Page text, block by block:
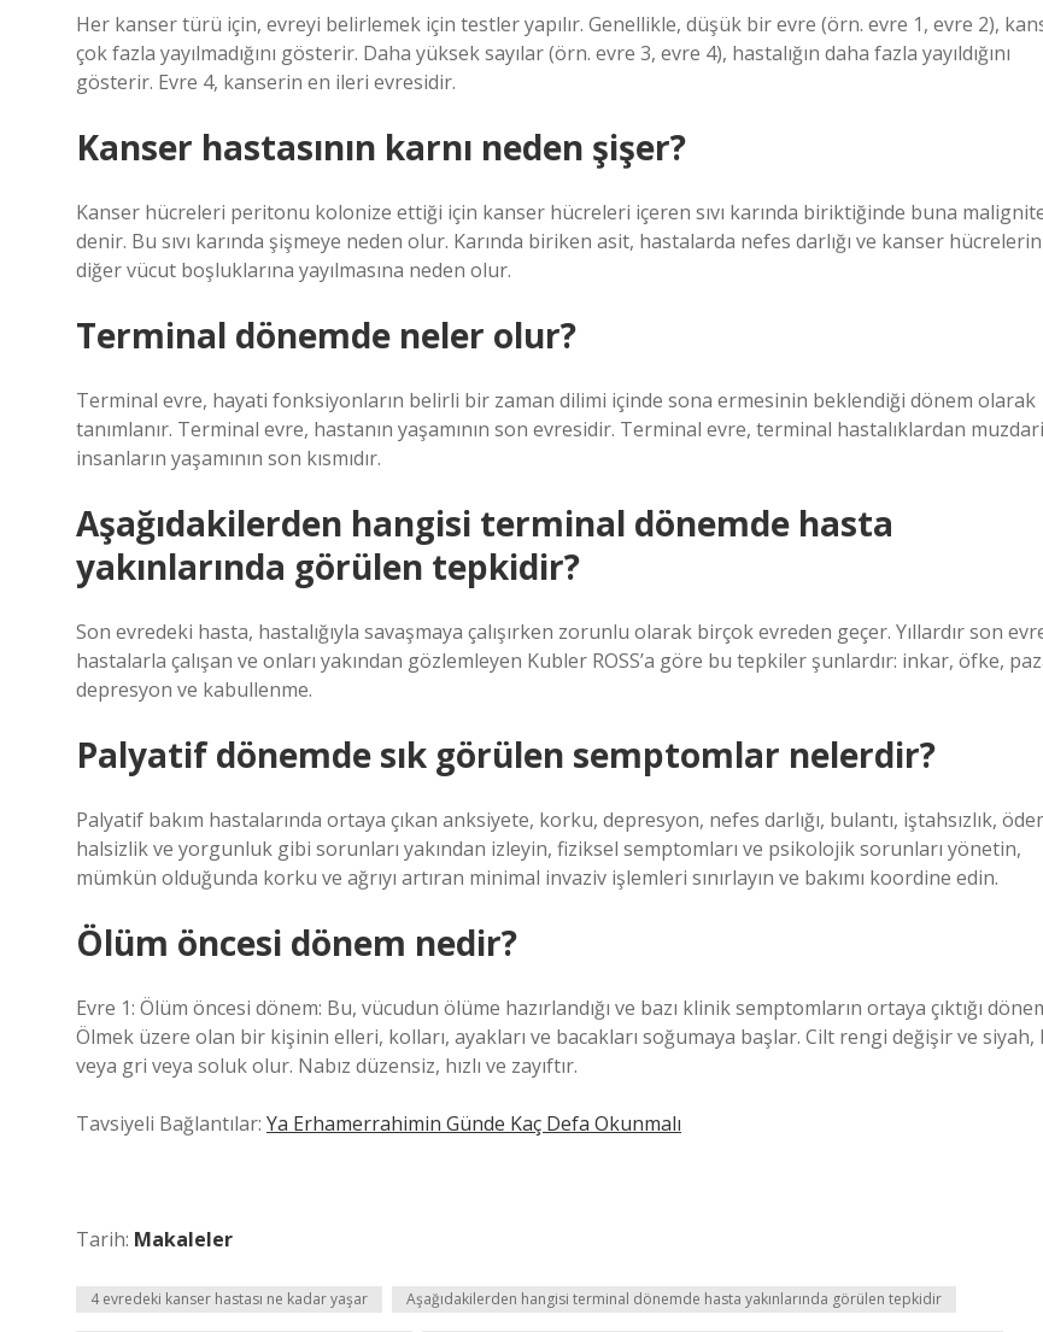
Her kanser türü için, evreyi belirlemek için testler yapılır. Genellikle, düşük bir evre (örn. evre 1, evre 2),
çok fazla yayılmadığını gösterir. Daha yüksek sayılar (örn. evre 3, evre 4), hastalığın daha fazla yayıldığını
gösterir. Evre 4, kanserin en ileri evresidir.
Kanser hastasının karnı neden şişer?
Kanser hücreleri peritonu kolonize ettiği için kanser hücreleri içeren sıvı karında biriktiğinde buna
denir. Bu sıvı karında şişmeye neden olur. Karında biriken asit, hastalarda nefes darlığı ve kanser
diğer vücut boşluklarına yayılmasına neden olur.
Terminal dönemde neler olur?
Terminal evre, hayati fonksiyonların belirli bir zaman dilimi içinde sona ermesinin beklendiği dönem olarak
tanımlanır. Terminal evre, hastanın yaşamının son evresidir. Terminal evre, terminal hastalıklardan
insanların yaşamının son kısmıdır.
Aşağıdakilerden hangisi terminal dönemde hasta
yakınlarında görülen tepkidir?
Son evredeki hasta, hastalığıyla savaşmaya çalışırken zorunlu olarak birçok evreden geçer. Yıllardır son
hastalarla çalışan ve onları yakından gözlemleyen Kubler ROSS’a göre bu tepkiler şunlardır: inkar, öfke,
depresyon ve kabullenme.
Palyatif dönemde sık görülen semptomlar nelerdir?
Palyatif bakım hastalarında ortaya çıkan anksiyete, korku, depresyon, nefes darlığı, bulantı, iştahsızlık,
halsizlik ve yorgunluk gibi sorunları yakından izleyin, fiziksel semptomları ve psikolojik sorunları yönetin,
mümkün olduğunda korku ve ağrıyı artıran minimal invaziv işlemleri sınırlayın ve bakımı koordine edin.
Ölüm öncesi dönem nedir?
Evre 1: Ölüm öncesi dönem: Bu, vücudun ölüme hazırlandığı ve bazı klinik semptomların ortaya çıktığı
Ölmek üzere olan bir kişinin elleri, kolları, ayakları ve bacakları soğumaya başlar. Cilt rengi değişir ve siyah,
veya gri veya soluk olur. Nabız düzensiz, hızlı ve zayıftır.
Tavsiyeli Bağlantılar: Ya Erhamerrahimin Günde Kaç Defa Okunmalı
Tarih: Makaleler
4 evredeki kanser hastası ne kadar yaşar Aşağıdakilerden hangisi terminal dönemde hasta yakınlarında görülen tepkidir